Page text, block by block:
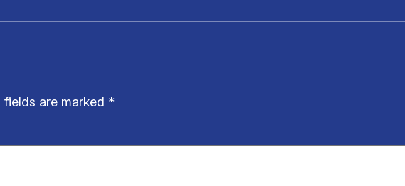
fields are marked *